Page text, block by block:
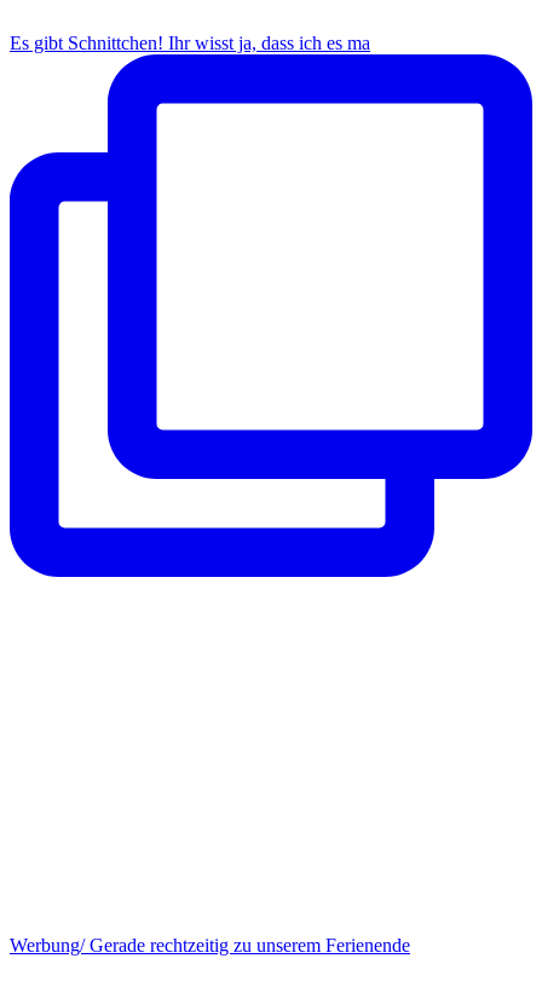
Es gibt Schnittchen! Ihr wisst ja, dass ich es ma
Werbung/ Gerade rechtzeitig zu unserem Ferienende